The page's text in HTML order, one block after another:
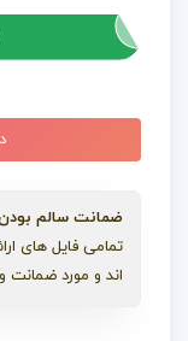
ضمانت سالم
تمامی فایل های
اند و مورد ضمانت